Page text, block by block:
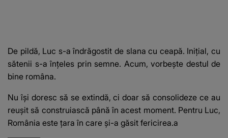
De pildă, Luc s-a îndrăgostit de slana cu ceapă. Inițial, cu
sătenii s-a înțeles prin semne. Acum, vorbește destul de
bine româna.
Nu își doresc să se extindă, ci doar să consolideze ce au
reușit să construiască până în acest moment. Pentru Luc,
România este țara în care și-a găsit fericirea.a